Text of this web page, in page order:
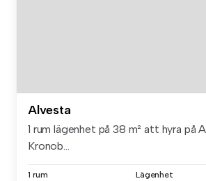
Alvesta
1 rum lägenhet på 38 m² att hyra på
Kronob...
1 rum Lägenhet